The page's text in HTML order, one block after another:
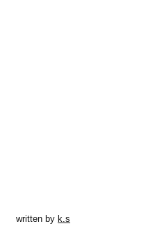
written by k.s